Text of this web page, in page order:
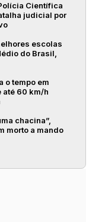
Científica
judicial por
escolas
do Brasil,
o tempo em
até 60 km/h
chacina”,
morto a mando